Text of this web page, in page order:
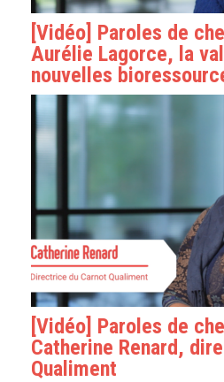
[Vidéo] Paroles de
Aurélie Lagorce, la
nouvelles
[Vidéo] Paroles de
Catherine Renard,
Qualiment